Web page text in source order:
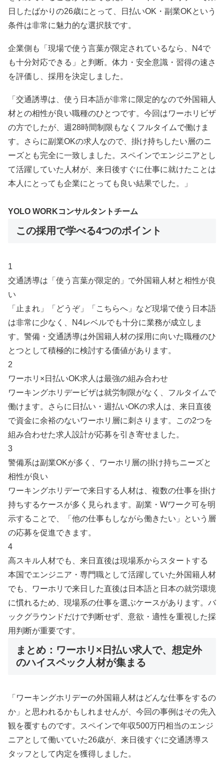
日したばかりの26歳にとって、日払いOK・副業OKという
条件は非常に魅力的な選択肢です。
企業側も「現場で使う言葉が限定されているなら、N4で
も十分対応できる」と判断。体力・安全意識・習得の速さ
を評価し、採用を決定しました。
「交通誘導は、使う日本語が非常に限定的なので外国籍人
材との相性が良い職種のひとつです。今回はワーホリビザ
の方でしたが、週28時間制限もなくフルタイムで働けま
す。さらに副業OKの求人なので、掛け持ちしたい層のニ
ーズとも完全に一致しました。スペインでエンジニアとし
て活躍していた人材が、来日後すぐに仕事に就けたことは
本人にとっても企業にとっても良い結果でした。」
YOLO WORKコンサルタントチーム
この採用で学べる4つのポイント
1
交通誘導は「使う言葉が限定的」で外国籍人材と相性が良
い
「止まれ」「どうぞ」「こちらへ」など現場で使う日本語
は非常に少なく、N4レベルでも十分に業務が成立しま
す。警備・交通誘導は外国籍人材の採用に向いた職種のひ
とつとして積極的に検討する価値があります。
2
ワーホリ×日払いOK求人は最強の組み合わせ
ワーキングホリデービザは就労制限がなく、フルタイムで
働けます。さらに日払い・週払いOKの求人は、来日直後
で資金に余裕のないワーホリ層に刺さります。この2つを
組み合わせた求人設計が応募を引き寄せました。
3
警備系は副業OKが多く、ワーホリ層の掛け持ちニーズと
相性が良い
ワーキングホリデーで来日する人材は、複数の仕事を掛け
持ちするケースが多く見られます。副業・Wワーク可を明
示することで、「他の仕事もしながら働きたい」という層
の応募を促進できます。
4
高スキル人材でも、来日直後は現場系からスタートする
本国でエンジニア・専門職として活躍していた外国籍人材
でも、ワーホリで来日した直後は日本語と日本の就労環境
に慣れるため、現場系の仕事を選ぶケースがあります。バ
ックグラウンドだけで判断せず、意欲・適性を重視した採
用判断が重要です。
まとめ：ワーホリ×日払い求人で、想定外
のハイスペック人材が集まる
「ワーキングホリデーの外国籍人材はどんな仕事をするの
か」と思われるかもしれませんが、今回の事例はその先入
観を覆すものです。スペインで年収500万円相当のエンジ
ニアとして働いていた26歳が、来日後すぐに交通誘導ス
タッフとして内定を獲得しました。